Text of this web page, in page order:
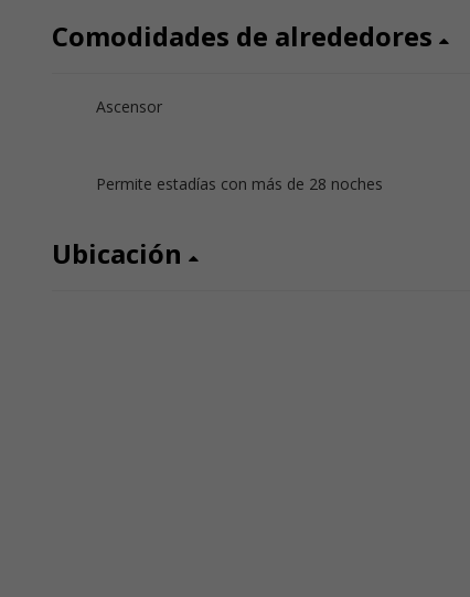
Comodidades de alrededores
Ascensor
Permite estadías con más de 28 noches
Ubicación